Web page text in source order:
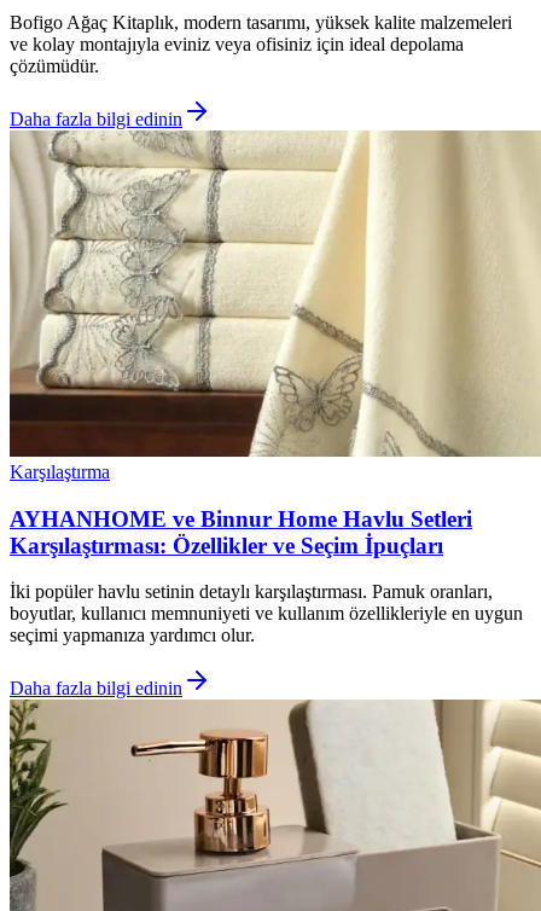
Bofigo Ağaç Kitaplık, modern tasarımı, yüksek kalite malzemeleri
ve kolay montajıyla eviniz veya ofisiniz için ideal depolama
çözümüdür.
Daha fazla bilgi edinin
Karşılaştırma
AYHANHOME ve Binnur Home Havlu Setleri
Karşılaştırması: Özellikler ve Seçim İpuçları
İki popüler havlu setinin detaylı karşılaştırması. Pamuk oranları,
boyutlar, kullanıcı memnuniyeti ve kullanım özellikleriyle en uygun
seçimi yapmanıza yardımcı olur.
Daha fazla bilgi edinin